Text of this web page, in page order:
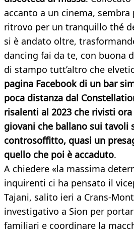
accanto a un cinema,
ritrovo per un tranquillo thé
si è andato oltre,
dancing fai da te, con buona
di stampo tutt’altro che
pagina Facebook di un bar
poca distanza dal
risalenti al 2023 che rivisti
giovani che ballano sui tavoli
controsoffitto, quasi un
quello che poi è accaduto.
A chiedere «la massima
inquirenti ci ha pensato il
Tajani, salito ieri a Crans-
investigativo a Sion per
familiari e coordinare la